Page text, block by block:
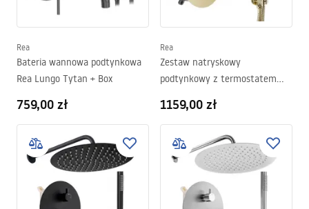
Rea
Bateria wannowa podtynkowa
Rea Lungo Tytan + Box
759,00 zł
Rea
Zestaw natryskowy
podtynkowy z termostatem
1159,00 zł